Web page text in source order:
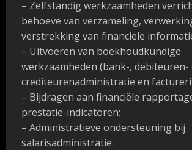
– Zelfstandig werkzaamheden
behoeve van verzameling,
verstrekking van financiële
– Uitvoeren van boekhoudkundige
werkzaamheden (bank-, debiteuren-
crediteurenadministratie en
– Bijdragen aan financiële
prestatie-indicatoren;
– Administratieve ondersteuning bij
salarisadministratie.